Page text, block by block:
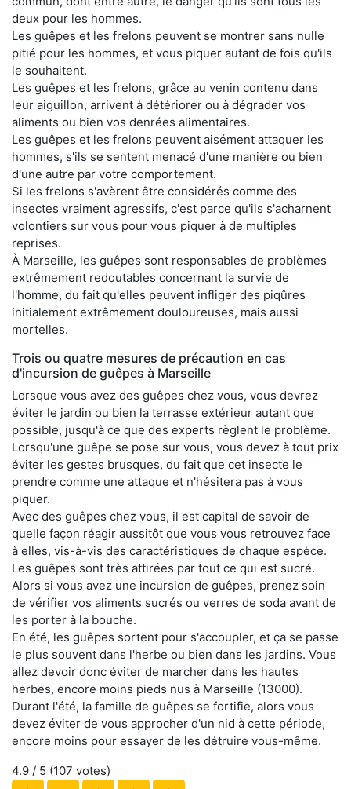
deux pour les hommes.
Les guêpes et les frelons peuvent se montrer sans nulle
pitié pour les hommes, et vous piquer autant de fois qu'ils
le souhaitent.
Les guêpes et les frelons, grâce au venin contenu dans
leur aiguillon, arrivent à détériorer ou à dégrader vos
aliments ou bien vos denrées alimentaires.
Les guêpes et les frelons peuvent aisément attaquer les
hommes, s'ils se sentent menacé d'une manière ou bien
d'une autre par votre comportement.
Si les frelons s'avèrent être considérés comme des
insectes vraiment agressifs, c'est parce qu'ils s'acharnent
volontiers sur vous pour vous piquer à de multiples
reprises.
À Marseille, les guêpes sont responsables de problèmes
extrêmement redoutables concernant la survie de
l'homme, du fait qu'elles peuvent infliger des piqûres
initialement extrêmement douloureuses, mais aussi
mortelles.
Trois ou quatre mesures de précaution en cas
d'incursion de guêpes à Marseille
Lorsque vous avez des guêpes chez vous, vous devrez
éviter le jardin ou bien la terrasse extérieur autant que
possible, jusqu'à ce que des experts règlent le problème.
Lorsqu'une guêpe se pose sur vous, vous devez à tout prix
éviter les gestes brusques, du fait que cet insecte le
prendre comme une attaque et n'hésitera pas à vous
piquer.
Avec des guêpes chez vous, il est capital de savoir de
quelle façon réagir aussitôt que vous vous retrouvez face
à elles, vis-à-vis des caractéristiques de chaque espèce.
Les guêpes sont très attirées par tout ce qui est sucré.
Alors si vous avez une incursion de guêpes, prenez soin
de vérifier vos aliments sucrés ou verres de soda avant de
les porter à la bouche.
En été, les guêpes sortent pour s'accoupler, et ça se passe
le plus souvent dans l'herbe ou bien dans les jardins. Vous
allez devoir donc éviter de marcher dans les hautes
herbes, encore moins pieds nus à Marseille (13000).
Durant l'été, la famille de guêpes se fortifie, alors vous
devez éviter de vous approcher d'un nid à cette période,
encore moins pour essayer de les détruire vous-même.
4.9 / 5 (107 votes)